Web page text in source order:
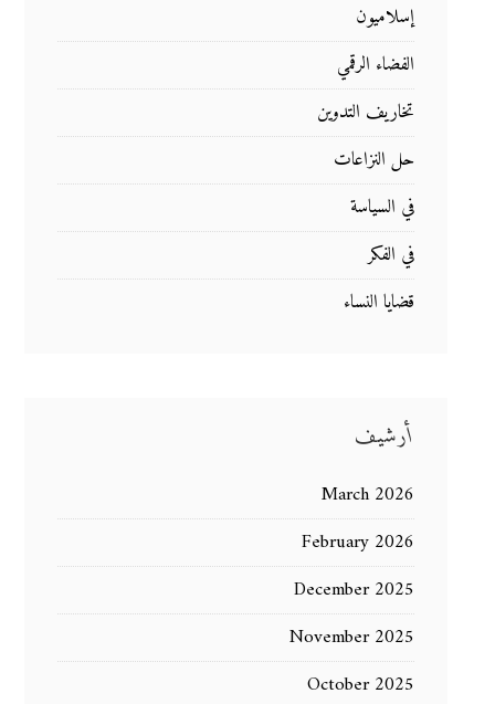
إسلاميون
الفضاء الرقمي
تخاريف التدوين
حل النزاعات
في السياسة
في الفكر
قضايا النساء
أرشيف
March 2026
February 2026
December 2025
November 2025
October 2025